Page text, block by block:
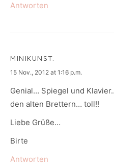
Antworten
MINIKUNST.
says:
15 Nov., 2012 at 1:16 p.m.
Genial… Spiegel und
den alten Brettern… toll!!
Liebe Grüße…
Birte
Antworten